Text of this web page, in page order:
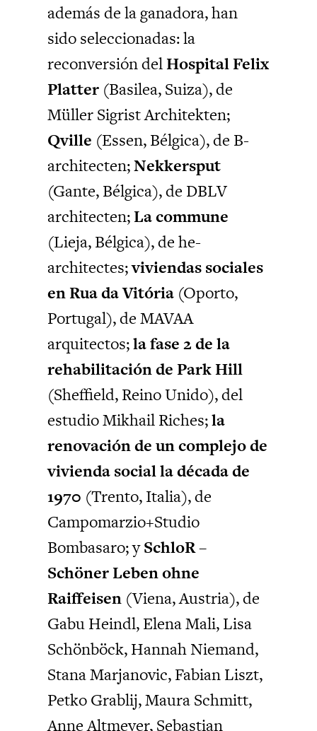
además de la ganadora, han
sido seleccionadas: la
reconversión delHospital Felix
Platter (Basilea, Suiza), de
Müller Sigrist Architekten;
Qville (Essen, Bélgica), de B-
architecten;Nekkersput
(Gante, Bélgica), de DBLV
architecten;La commune
(Lieja, Bélgica), de he-
architectes;viviendas sociales
en Rua da Vitória (Oporto,
Portugal), de MAVAA
arquitectos;la fase 2 de la
rehabilitación de Park Hill
(Sheffield, Reino Unido), del
estudio Mikhail Riches;la
renovación de un complejo de
vivienda social la década de
1970 (Trento, Italia), de
Campomarzio+Studio
Bombasaro; ySchloR –
Schöner Leben ohne
Raiffeisen (Viena, Austria), de
Gabu Heindl, Elena Mali, Lisa
Schönböck, Hannah Niemand,
Stana Marjanovic, Fabian Liszt,
Petko Grablij, Maura Schmitt,
Anne Altmeyer, Sebastian